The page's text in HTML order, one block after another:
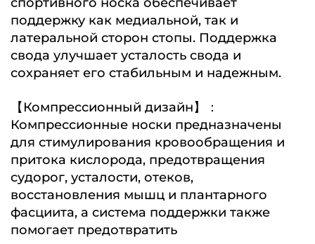
поддержку как медиальной, так и
латеральной сторон стопы. Поддержка
свода улучшает усталость свода и
сохраняет его стабильным и надежным.
【Компрессионный дизайн】：
Компрессионные носки предназначены
для стимулирования кровообращения и
притока кислорода, предотвращения
судорог, усталости, отеков,
восстановления мышц и плантарного
фасциита, а система поддержки также
помогает предотвратить